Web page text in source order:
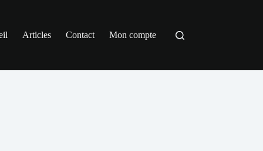
Articles Contact Mon compte